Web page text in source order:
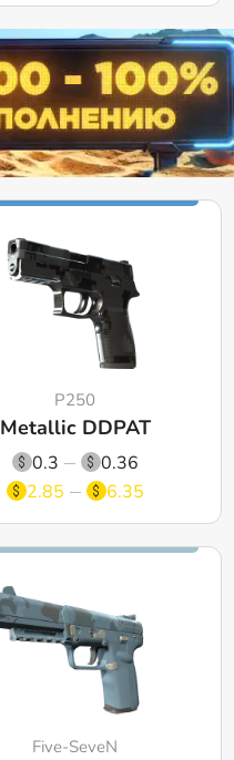
P250
Metallic DDPAT
0.3
0.36
2.85
6.35
Five-SeveN